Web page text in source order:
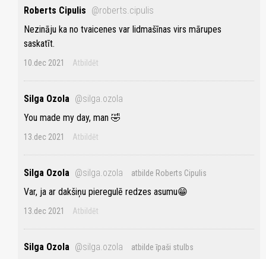
Roberts Cipulis @roberts.cipulis
Nezināju ka no tvaicenes var lidmašīnas virs mārupes
saskatīt.
10.dec 2021 Atbildēt
Silga Ozola @silga.ozola
You made my day, man 🤣
13.dec 2021 Atbildēt
Silga Ozola @silga.ozola atbilde Roberts Cipulis
Var, ja ar dakšiņu pieregulē redzes asumu😁
13.dec 2021 Atbildēt
Silga Ozola @silga.ozola atbilde īpaši stulbs